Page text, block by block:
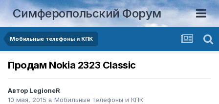
Симферопольский Форум
Мобильные телефоны и КПК
Продам Nokia 2323 Classic
Автор LegioneR
10 мая, 2015 в Мобильные телефоны и КПК